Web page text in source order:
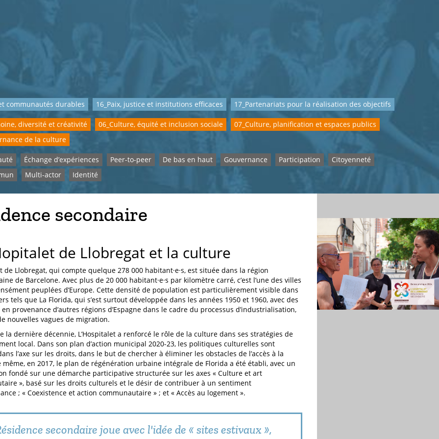
communautés durables 16_Paix, justice et institutions efficaces 17_Partenariats pour la réalisation des objectifs
diversité et créativité 06_Culture, équité et inclusion sociale
07_Culture, planification et espaces publics
de la culture
Échange d’expériences Peer-to-peer De bas en haut Gouvernance Participation
Citoyenneté
Multi-actor Identité
secondaire
de Llobregat et la culture
de Llobregat, qui compte quelque 278 000 habitant·e·s, est située dans la région
de Barcelone. Avec plus de 20 000 habitant·e·s par kilomètre carré, c’est l’une des villes
peuplées d’Europe. Cette densité de population est particulièrement visible dans
tels que La Florida, qui s’est surtout développée dans les années 1950 et 1960, avec des
provenance d’autres régions d’Espagne dans le cadre du processus d’industrialisation,
nouvelles vagues de migration.
la dernière décennie, L’Hospitalet a renforcé le rôle de la culture dans ses stratégies de
local. Dans son plan d’action municipal 2020-23, les politiques culturelles sont
l’axe sur les droits, dans le but de chercher à éliminer les obstacles de l’accès à la
même, en 2017, le plan de régénération urbaine intégrale de Florida a été établi, avec un
fondé sur une démarche participative structurée sur les axes « Culture et art
», basé sur les droits culturels et le désir de contribuer à un sentiment
; « Coexistence et action communautaire » ; et « Accès au logement ».
secondaire joue avec l'idée de « sites estivaux »,